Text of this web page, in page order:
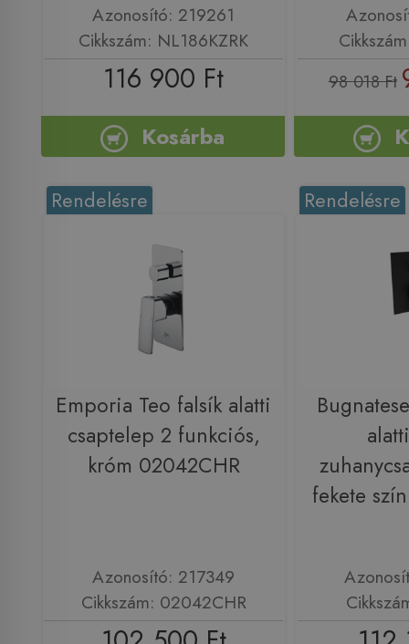
Azonosító: 219261
Cikkszám: NL186KZRK
116 900 Ft
Kosárba
98 018 Ft
Rendelésre
Emporia Teo falsík alatti
csaptelep 2 funkciós,
króm 02042CHR
Azonosító: 217349
Cikkszám: 02042CHR
Rendelésre
fekete